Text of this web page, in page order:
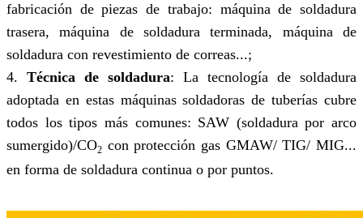
fabricación de piezas de trabajo: máquina de soldadura
trasera, máquina de soldadura terminada, máquina de
soldadura con revestimiento de correas...;
4. Técnica de soldadura: La tecnología de soldadura
adoptada en estas máquinas soldadoras de tuberías cubre
todos los tipos más comunes: SAW (soldadura por arco
sumergido)/CO2 con protección gas GMAW/ TIG/ MIG...
en forma de soldadura continua o por puntos.